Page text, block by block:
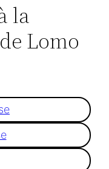
la
Lomo